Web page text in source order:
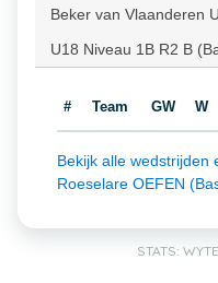
Beker van Vlaanderen
U18 Niveau 1B R2 B
# Team GW W
Bekijk alle wedstrijden
Roeselare OEFEN
STATS: